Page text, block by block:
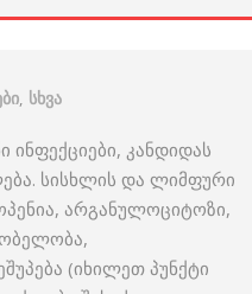
, სხვა
ინფექციები, კანდიდას
სისხლის და ლიმფური
არგანულოციტოზი,
(იხილეთ პუნქტი